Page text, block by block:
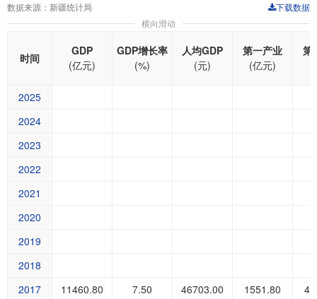
数据来源：新疆统计局
下载数据
横向滑动
时间
GDP
(亿元)
GDP增长率
(%)
人均GDP
(元)
第一产业
(亿元)
第
2025
2024
2023
2022
2021
2020
2019
2018
2017
11460.80 7.50 46703.00 1551.80